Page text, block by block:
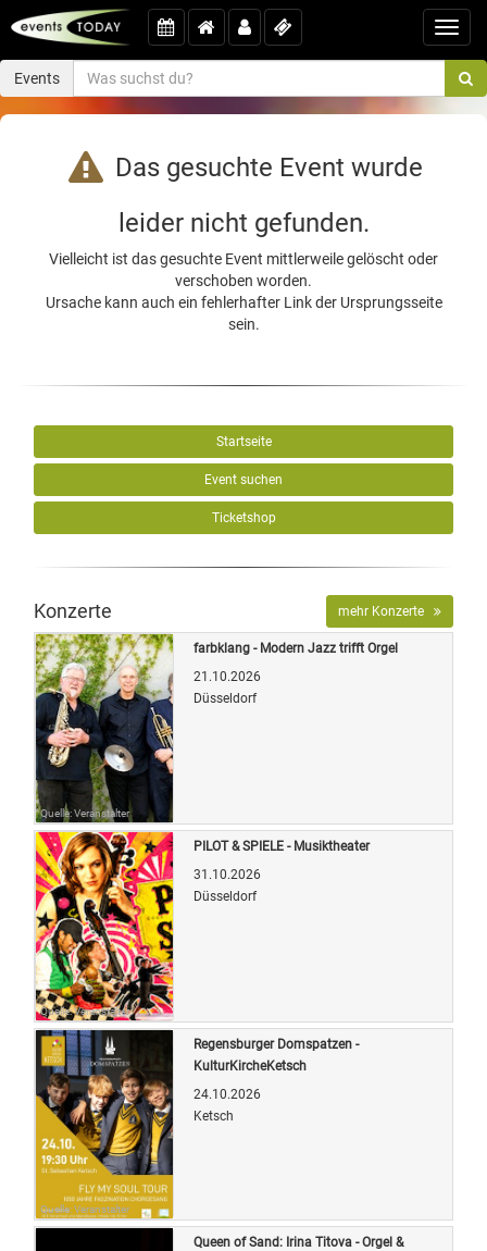
Events
Das gesuchte Event wurde
leider nicht gefunden.
Vielleicht ist das gesuchte Event mittlerweile gelöscht oder
verschoben worden.
Ursache kann auch ein fehlerhafter Link der Ursprungsseite
sein.
Startseite
Event suchen
Ticketshop
Konzerte mehr Konzerte
Quelle: Veranstalter
farbklang - Modern Jazz trifft Orgel
21.10.2026
Düsseldorf
Quelle: Veranstalter
PILOT & SPIELE - Musiktheater
31.10.2026
Düsseldorf
Quelle: Veranstalter
Regensburger Domspatzen -
KulturKircheKetsch
24.10.2026
Ketsch
Queen of Sand: Irina Titova - Orgel &